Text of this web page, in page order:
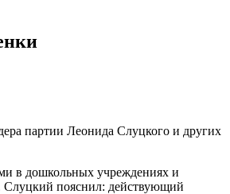
партии Леонида Слуцкого и других
в дошкольных учреждениях и
Слуцкий пояснил: действующий